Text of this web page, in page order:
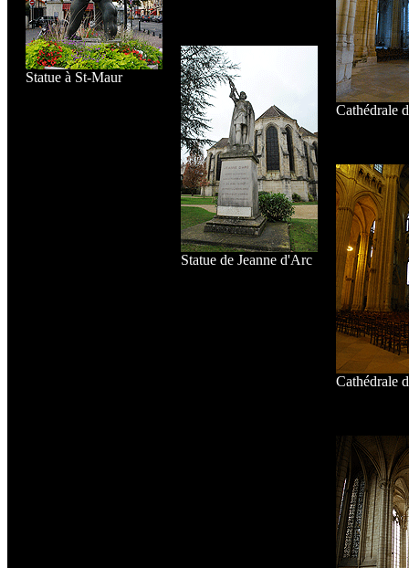
Statue à St-Maur
Statue de Jeanne d'Arc
Cathédrale
Cathédrale